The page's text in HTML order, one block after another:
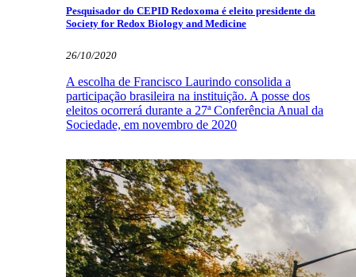
Pesquisador do CEPID Redoxoma é eleito presidente da
Society for Redox Biology and Medicine
26/10/2020
A escolha de Francisco Laurindo consolida a
participação brasileira na instituição. A posse dos
eleitos ocorrerá durante a 27ª Conferência Anual da
Sociedade, em novembro de 2020